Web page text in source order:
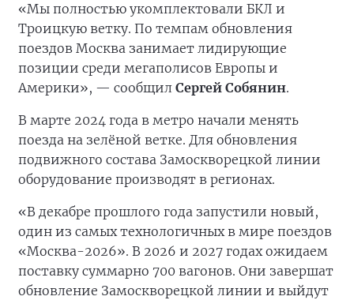
«Мы полностью укомплектовали БКЛ и
Троицкую ветку. По темпам обновления
поездов Москва занимает лидирующие
позиции среди мегаполисов Европы и
Америки», — сообщил Сергей Собянин.
В марте 2024 года в метро начали менять
поезда на зелёной ветке. Для обновления
подвижного состава Замоскворецкой линии
оборудование производят в регионах.
«В декабре прошлого года запустили новый,
один из самых технологичных в мире поездов
«Москва-2026». В 2026 и 2027 годах ожидаем
поставку суммарно 700 вагонов. Они завершат
обновление Замоскворецкой линии и выйдут